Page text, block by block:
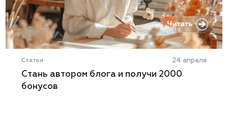
Статьи 24 апреля
Стань автором блога и получи 2000
бонусов